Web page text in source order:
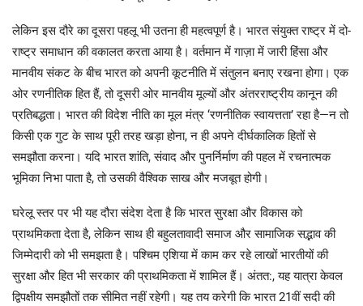
लेकिन इस दौरे का दूसरा पहलू भी उतना ही महत्वपूर्ण है। भारत संयुक्त राष्ट्र में दो-
राष्ट्र समाधान की वकालत करता आया है। वर्तमान में गाज़ा में जारी हिंसा और
मानवीय संकट के बीच भारत को अपनी कूटनीति में संतुलन बनाए रखना होगा। एक
ओर रणनीतिक हित हैं, तो दूसरी ओर मानवीय मूल्यों और अंतरराष्ट्रीय कानून की
प्रतिबद्धता। भारत की विदेश नीति का मूल मंत्र ‘रणनीतिक स्वायत्तता’ रहा है—न तो
किसी एक गुट के साथ पूरी तरह खड़ा होना, न ही अपने दीर्घकालिक हितों से
समझौता करना। यदि भारत शांति, संवाद और पुनर्निर्माण की पहल में रचनात्मक
भूमिका निभा पाता है, तो उसकी वैश्विक साख और मजबूत होगी।
घरेलू स्तर पर भी यह दौरा संदेश देता है कि भारत सुरक्षा और विकास को
प्राथमिकता देता है, लेकिन साथ ही बहुलतावादी समाज और सामाजिक सद्भाव की
जिम्मेदारी को भी समझता है। पश्चिम एशिया में काम कर रहे लाखों भारतीयों की
सुरक्षा और हित भी सरकार की प्राथमिकता में शामिल हैं। अंतत:, यह यात्रा केवल
द्विपक्षीय समझौतों तक सीमित नहीं रहेगी। यह तय करेगी कि भारत 21वीं सदी की